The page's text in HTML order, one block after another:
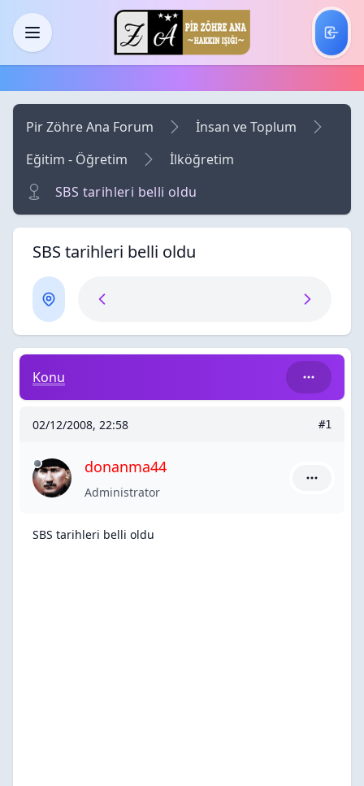
Skip to main content
Menü
Pir Zöhre Ana Forum
İnsan ve Toplum
Eğitim - Öğretim
İlköğretim
SBS tarihleri belli oldu
SBS tarihleri belli oldu
SBS tarihleri belli oldu
Konu
02/12/2008, 22:58 #1
donanma44
Administrator
SBS tarihleri belli oldu